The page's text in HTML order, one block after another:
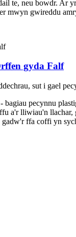
te, neu bowdr. Ar
gwireddu
gyda Falf
sut i gael
pecynnu
a'r lliwiau'n
ffa coffi yn